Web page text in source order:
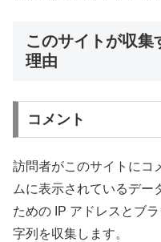
このサイトが収集
理由
コメント
訪問者がこのサイトにコ
ムに表示されているデー
ための IP アドレスとブ
字列を収集します。